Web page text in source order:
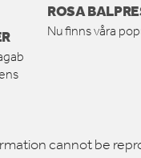
ROSA
Nu finns våra
cannot be